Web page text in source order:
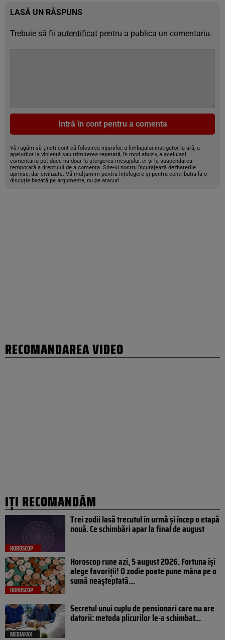
LASĂ UN RĂSPUNS
Trebuie să fii autentificat pentru a publica un comentariu.
Intră în cont pentru a comenta
Vă rugăm să țineți cont că folosirea injuriilor, a limbajului instigator la ură, a
apelurilor la violență sau trimiterea repetată, în mod abuziv, a aceluiași
comentariu pot duce nu doar la ștergerea mesajului, ci și la suspendarea
temporară a dreptului de a comenta. Site-ul nostru încurajează dezbaterile
aprinse, dar civilizate. Vă mulțumim pentru înțelegere și pentru contribuția la o
discuție bazată pe argumente, nu pe atacuri.
RECOMANDAREA VIDEO
IȚI RECOMANDĂM
HOROSCOP
Trei zodii lasă trecutul în urmă și încep o etapă
nouă. Ce schimbări apar la final de august
HOROSCOP
Horoscop rune azi, 5 august 2026. Fortuna își
alege favoriții! O zodie poate pune mâna pe o
sumă neașteptată…
MEDIAFAX
Secretul unui cuplu de pensionari care nu are
datorii: metoda plicurilor le-a schimbat...